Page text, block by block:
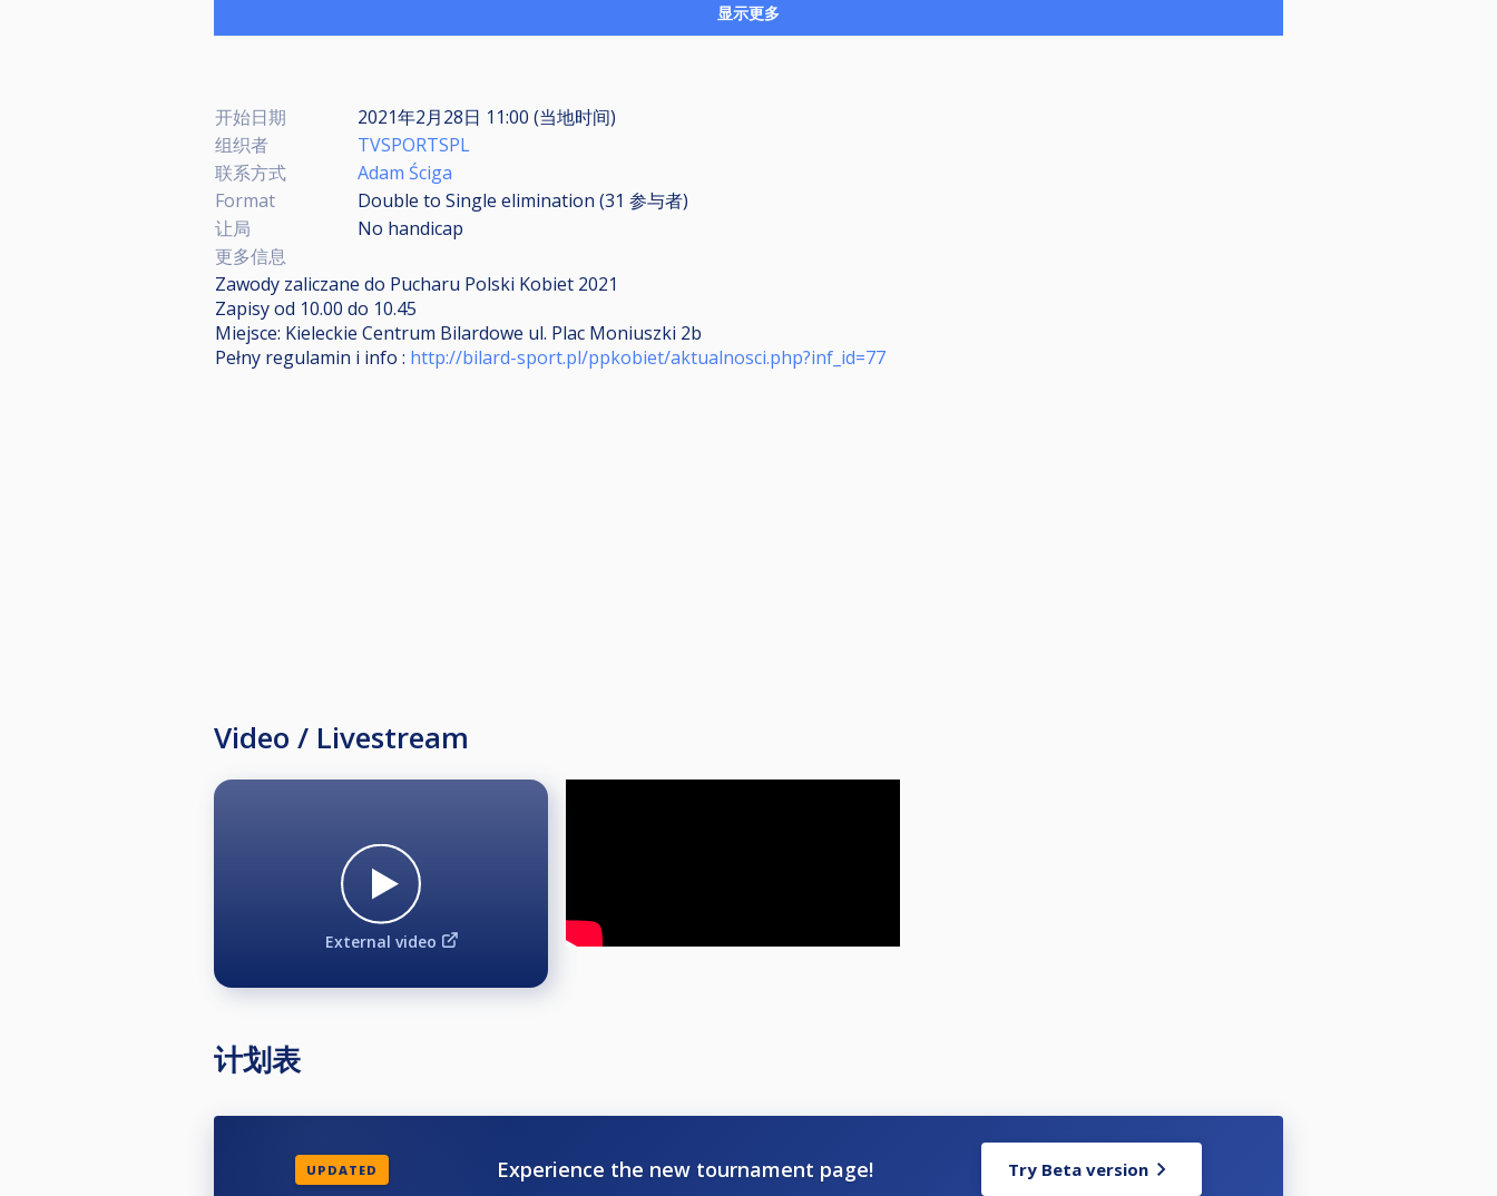
显示更多
开始日期
2021年2月28日 11:00 (当地时间)
组织者
TVSPORTSPL
联系方式
Adam Ściga
Format
Double to Single elimination (31 参与者)
让局
No handicap
更多信息
Zawody zaliczane do Pucharu Polski Kobiet 2021
Zapisy od 10.00 do 10.45
Miejsce: Kieleckie Centrum Bilardowe ul. Plac Moniuszki 2b
Pełny regulamin i info : http://bilard-sport.pl/ppkobiet/aktualnosci.php?inf_id=77
Video / Livestream
External video
计划表
UPDATED Experience the new tournament page! Try Beta version